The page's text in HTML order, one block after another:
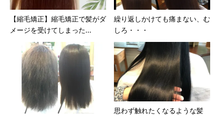
【縮毛矯正】縮毛矯正で髪がダ
メージを受けてしまった...
繰り返しかけても痛まない、む
しろ・・・
思わず触れたくなるような髪